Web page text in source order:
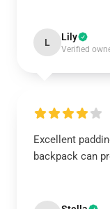
L Lily
Verified
Excellent
backpack can